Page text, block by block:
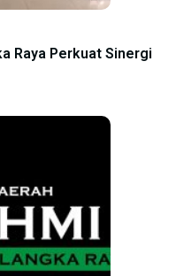
Raya Perkuat Sinergi